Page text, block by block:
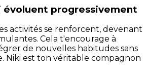
évoluent progressivement
activités se renforcent, devenant
Cela t'encourage à
de nouvelles habitudes sans
Niki est ton véritable compagnon